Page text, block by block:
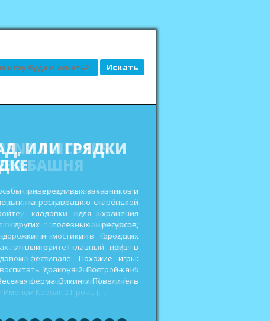
ИЛИ ГРЯДКИ
привередливых заказчиков и
на реставрацию старенькой
кладовки для хранения
других полезных ресурсов,
дорожки и мостики в городских
и выиграйте главный приз в
фестивале. Похожие игры:
дракона 2 Построй-ка 4.
ферма. Викинги Повелитель